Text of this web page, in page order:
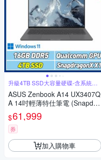
升級4TB SSD大容量硬碟-含系統轉
移
ASUS Zenbook A14 UX3407Q
A 14吋輕薄特仕筆電 (Snapdra
gon X X1 26 100/16GB/4TB S
SD/OLED/冰岩灰)
$61,999
券
加入購物車